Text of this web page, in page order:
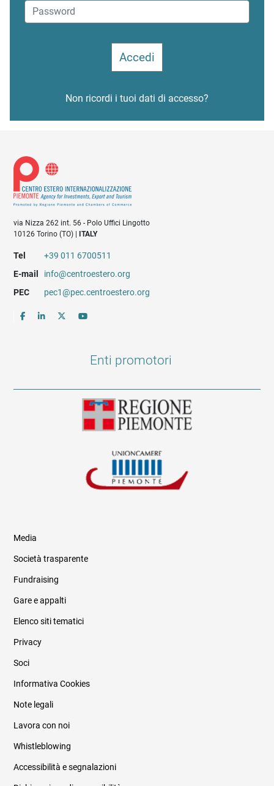
Non ricordi i tuoi dati di accesso?
via Nizza 262 int. 56 - Polo Uffici Lingotto
10126 Torino (TO) |
ITALY
Tel
+39 011 6700511
E-mail
info@centroestero.org
PEC
pec1@pec.centroestero.org
Enti promotori
Informazioni legali e trasparenza
Media
Società trasparente
Fundraising
Gare e appalti
Elenco siti tematici
Privacy
Soci
Informativa Cookies
Note legali
Lavora con noi
Whistleblowing
Accessibilità e segnalazioni